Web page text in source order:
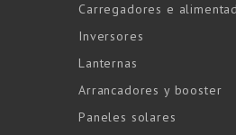
Carregadores e
Inversores
Lanternas
Arrancadores y booster
Paneles solares